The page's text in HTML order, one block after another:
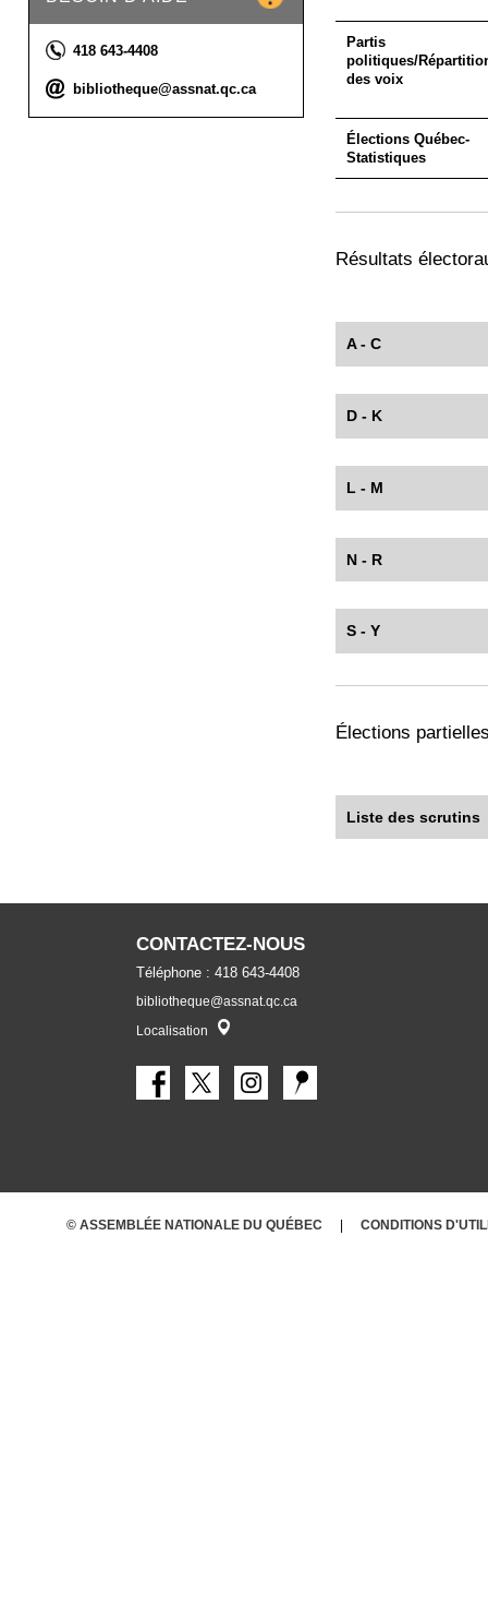
Téléphone :
418 643-4408
Courriel :
bibliotheque@assnat.qc.ca
Partis
politiques/
des voix
Élections Québec-
Statistiques
Résultats
A - C
D - K
L - M
N - R
S - Y
Élections
Liste des scrutins
CONTACTEZ-NOUS
Téléphone : 418 643-4408
bibliotheque@assnat.qc.ca
Localisation
© ASSEMBLÉE NATIONALE DU QUÉBEC CONDITIONS